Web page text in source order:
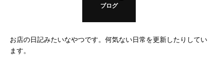
ブログ
お店の日記みたいなやつです。何気ない日常を更新したりしてい
ます。